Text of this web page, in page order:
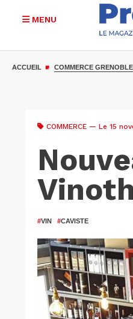
MENU
ACCUEIL COMMERCE GRENOBLE
COMMERCE — Le 15
#VIN #CAVISTE